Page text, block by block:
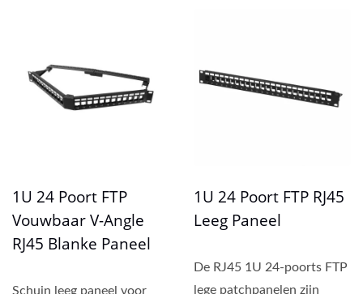
1U 24 Poort FTP
Vouwbaar V-Angle
RJ45 Blanke Paneel
Schuin leeg paneel voor
1U 24 Poort FTP RJ45
Leeg Paneel
De RJ45 1U 24-poorts FTP
lege patchpanelen zijn